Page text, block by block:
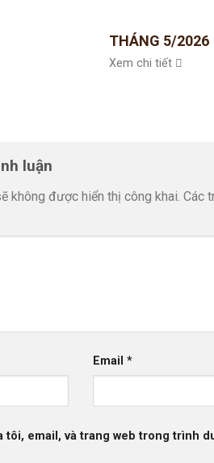
THÁNG 5/2026
Xem chi tiết
luận
không được hiển thị công khai. Các
Email*
tôi, email, và trang web trong trình